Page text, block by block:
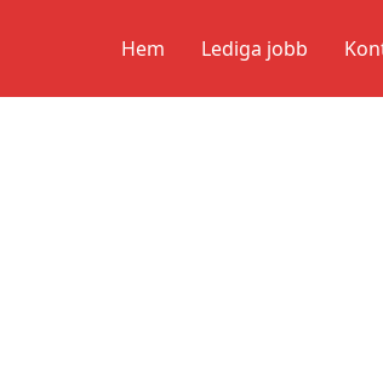
Hem Lediga jobb